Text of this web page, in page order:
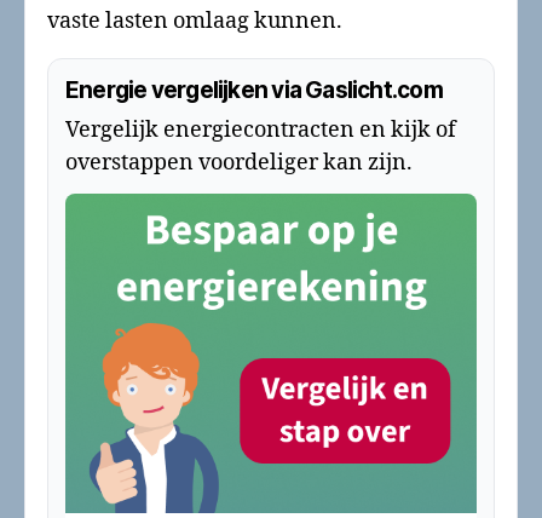
vaste lasten omlaag kunnen.
Energie vergelijken via Gaslicht.com
Vergelijk energiecontracten en kijk of
overstappen voordeliger kan zijn.